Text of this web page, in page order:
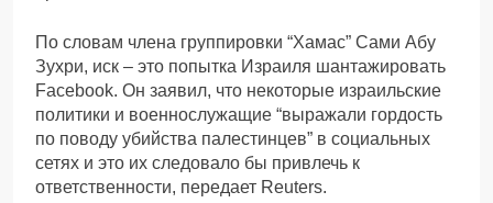
По словам члена группировки “Хамас” Сами Абу
Зухри, иск – это попытка Израиля шантажировать
Facebook. Он заявил, что некоторые израильские
политики и военнослужащие “выражали гордость
по поводу убийства палестинцев” в социальных
сетях и это их следовало бы привлечь к
ответственности, передает Reuters.